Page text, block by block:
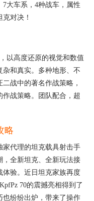
大车系，4种战车，属性
对决！
以高度还原的视觉和数值
和真实。多种地形、不
战中的著名作战策略，
战策略。团队配合，超
略
家代理的坦克载具射击手
，全新坦克、全新玩法接
体验。近日坦克家族再度
70的震撼亮相得到了
也纷纷出炉，带来了操作